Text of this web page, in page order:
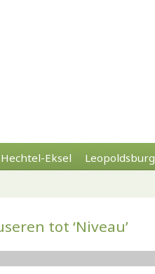
Hechtel-Eksel Leopoldsburg
tot ‘Niveau’